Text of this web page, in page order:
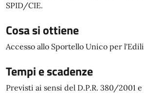
SPID/CIE.
Cosa si ottiene
Accesso allo Sportello Unico per
Tempi e scadenze
Previsti ai sensi del D.P.R. 380/2001 e